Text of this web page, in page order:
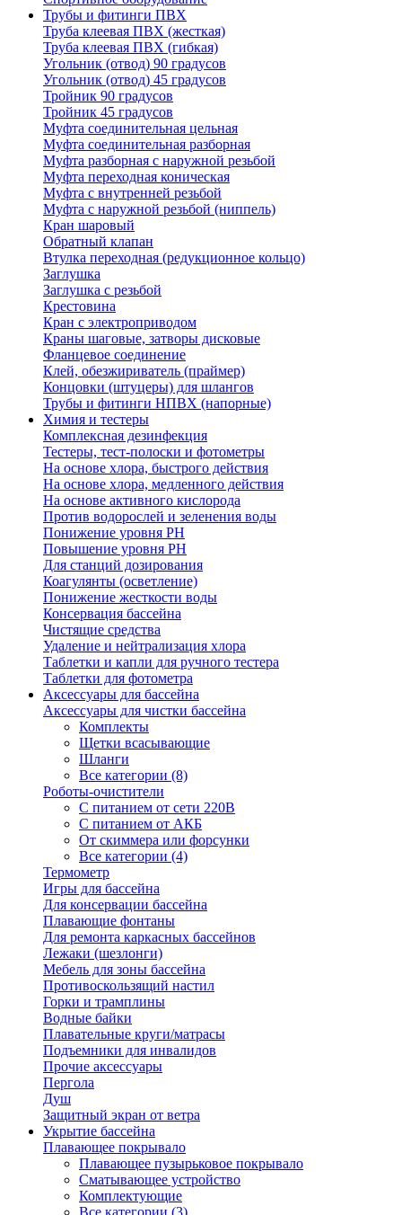
Трубы и фитинги ПВХ
Труба клеевая ПВХ (жесткая)
Труба клеевая ПВХ (гибкая)
Угольник (отвод) 90 градусов
Угольник (отвод) 45 градусов
Тройник 90 градусов
Тройник 45 градусов
Муфта соединительная цельная
Муфта соединительная разборная
Муфта разборная с наружной резьбой
Муфта переходная коническая
Муфта с внутренней резьбой
Муфта с наружной резьбой (ниппель)
Кран шаровый
Обратный клапан
Втулка переходная (редукционное кольцо)
Заглушка
Заглушка с резьбой
Крестовина
Кран с электроприводом
Краны шаговые, затворы дисковые
Фланцевое соединение
Клей, обезжириватель (праймер)
Концовки (штуцеры) для шлангов
Трубы и фитинги НПВХ (напорные)
Химия и тестеры
Комплексная дезинфекция
Тестеры, тест-полоски и фотометры
На основе хлора, быстрого действия
На основе хлора, медленного действия
На основе активного кислорода
Против водорослей и зеленения воды
Понижение уровня РН
Повышение уровня РН
Для станций дозирования
Коагулянты (осветление)
Понижение жесткости воды
Консервация бассейна
Чистящие средства
Удаление и нейтрализация хлора
Таблетки и капли для ручного тестера
Таблетки для фотометра
Аксессуары для бассейна
Аксессуары для чистки бассейна
Комплекты
Щетки всасывающие
Шланги
Все категории (8)
Роботы-очистители
С питанием от сети 220В
С питанием от АКБ
От скиммера или форсунки
Все категории (4)
Термометр
Игры для бассейна
Для консервации бассейна
Плавающие фонтаны
Для ремонта каркасных бассейнов
Лежаки (шезлонги)
Мебель для зоны бассейна
Противоскользящий настил
Горки и трамплины
Водные байки
Плавательные круги/матрасы
Подъемники для инвалидов
Прочие аксессуары
Пергола
Душ
Защитный экран от ветра
Укрытие бассейна
Плавающее покрывало
Плавающее пузырьковое покрывало
Сматывающее устройство
Комплектующие
Все категории (3)